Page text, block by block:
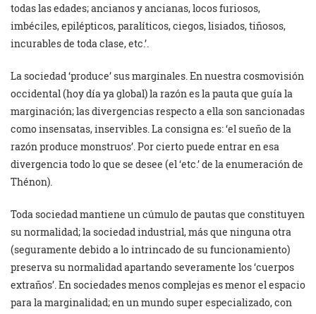
todas las edades; ancianos y ancianas, locos furiosos,
imbéciles, epilépticos, paralíticos, ciegos, lisiados, tiñosos,
incurables de toda clase, etc.’.
La sociedad ‘produce’ sus marginales. En nuestra cosmovisión
occidental (hoy día ya global) la razón es la pauta que guía la
marginación; las divergencias respecto a ella son sancionadas
como insensatas, inservibles. La consigna es: ‘el sueño de la
razón produce monstruos’. Por cierto puede entrar en esa
divergencia todo lo que se desee (el ‘etc.’ de la enumeración de
Thénon).
Toda sociedad mantiene un cúmulo de pautas que constituyen
su normalidad; la sociedad industrial, más que ninguna otra
(seguramente debido a lo intrincado de su funcionamiento)
preserva su normalidad apartando severamente los ‘cuerpos
extraños’. En sociedades menos complejas es menor el espacio
para la marginalidad; en un mundo super especializado, con